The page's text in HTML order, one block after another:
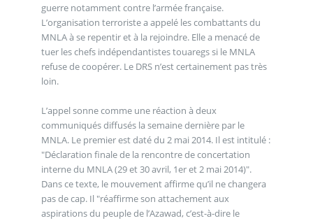
guerre notamment contre l’armée française.
L’organisation terroriste a appelé les combattants du
MNLA à se repentir et à la rejoindre. Elle a menacé de
tuer les chefs indépendantistes touaregs si le MNLA
refuse de coopérer. Le DRS n’est certainement pas très
loin.
L’appel sonne comme une réaction à deux
communiqués diffusés la semaine dernière par le
MNLA. Le premier est daté du 2 mai 2014. Il est intitulé :
"Déclaration finale de la rencontre de concertation
interne du MNLA (29 et 30 avril, 1er et 2 mai 2014)".
Dans ce texte, le mouvement affirme qu’il ne changera
pas de cap. Il "réaffirme son attachement aux
aspirations du peuple de l’Azawad, c’est-à-dire le